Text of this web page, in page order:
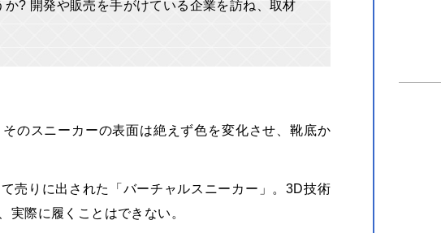
? 開発や販売を手がけている企業を訪ね、取材
のスニーカーの表面は絶えず色を変化させ、靴底か
売りに出された「バーチャルスニーカー」。3D技術
実際に履くことはできない。